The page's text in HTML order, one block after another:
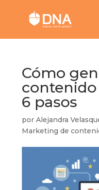
Cómo
6 pasos
por Alejandra
Marketing de